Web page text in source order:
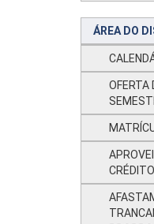
ÁREA DO
OFERTA